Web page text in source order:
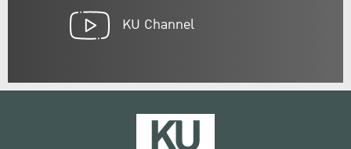
KU Channel